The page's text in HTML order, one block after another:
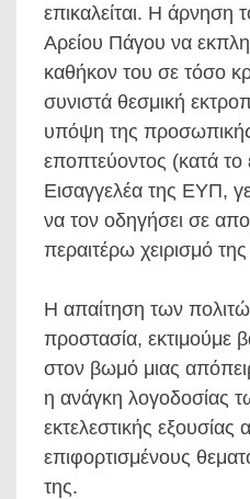
επικαλείται. Η άρνηση
Αρείου Πάγου να
καθήκον του σε τόσο
συνιστά θεσμική
υπόψη της
εποπτεύοντος (κατά το
Εισαγγελέα της ΕΥΠ,
να τον οδηγήσει σε
περαιτέρω χειρισμό
Η απαίτηση των
προστασία, εκτιμούμε
στον βωμό μιας
η ανάγκη λογοδοσίας
εκτελεστικής
επιφορτισμένους
της.